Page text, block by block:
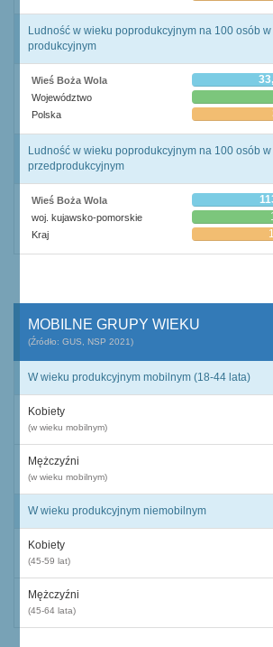
Ludność w wieku poprodukcyjnym na 100 osób
produkcyjnym
Wieś Boża Wola
Województwo
Polska
Ludność w wieku poprodukcyjnym na 100 osób
przedprodukcyjnym
Wieś Boża Wola
woj. kujawsko-pomorskie
Kraj
MOBILNE GRUPY WIEKU
(Źródło: GUS, NSP 2021)
W wieku produkcyjnym mobilnym (18-44 lata)
Kobiety
(w wieku mobilnym)
Mężczyźni
(w wieku mobilnym)
W wieku produkcyjnym niemobilnym
Kobiety
(45-59 lat)
Mężczyźni
(45-64 lata)